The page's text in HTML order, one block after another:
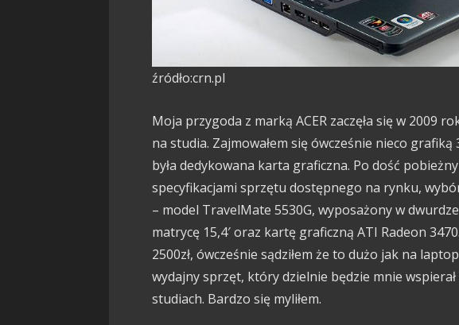
źródło:crn.pl
Moja przygoda z marką ACER zaczęła się w 2009
na studia. Zajmowałem się ówcześnie nieco
była dedykowana karta graficzna. Po dość
specyfikacjami sprzętu dostępnego na rynku,
– model TravelMate 5530G, wyposażony w
matrycę 15,4′ oraz kartę graficzną ATI Radeon
2500zł, ówcześnie sądziłem że to dużo jak na
wydajny sprzęt, który dzielnie będzie mnie
studiach. Bardzo się myliłem.